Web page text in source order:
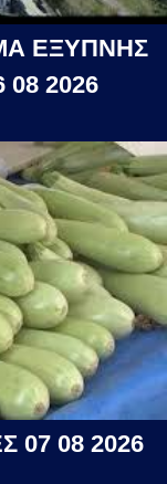
ΕΞΥΠΝΗΣ
2026
07 08 2026